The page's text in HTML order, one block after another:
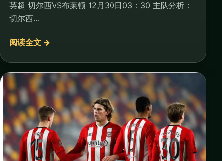
英超 切尔西VS布莱顿 12月30日03：30 主队分析：
切尔西…
阅读全文 →